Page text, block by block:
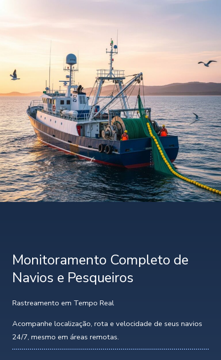
Monitoramento Completo de
Navios e Pesqueiros
Rastreamento em Tempo Real
Acompanhe localização, rota e velocidade de seus navios
24/7, mesmo em áreas remotas.